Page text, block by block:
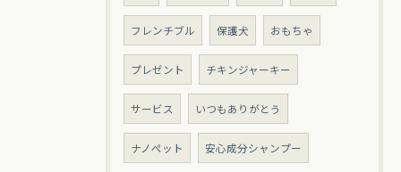
フレンチブル 保護犬 おもちゃ
プレゼント チキンジャーキー
サービス いつもありがとう
ナノペット 安心成分シャンプー